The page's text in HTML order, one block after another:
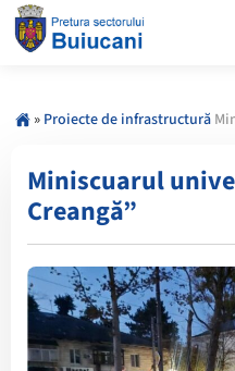
» Proiecte de infrastructură
Miniscuarul
Creangă”